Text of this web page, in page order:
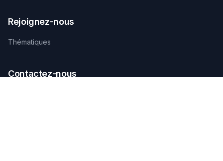
Rejoignez-nous
Thématiques
Contactez-nous